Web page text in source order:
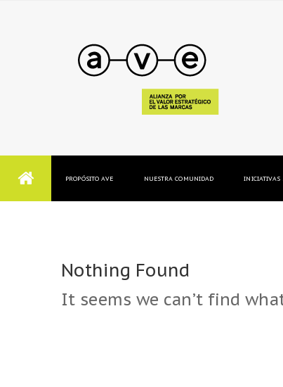
PROPÓSITO AVE NUESTRA COMUNIDAD INICIATIVAS
Nothing Found
It seems we can’t find